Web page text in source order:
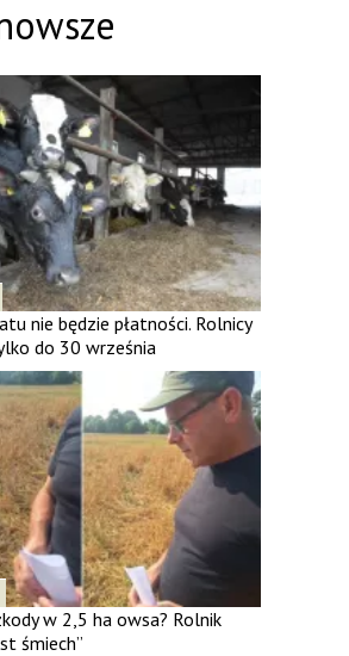
nie będzie płatności. Rolnicy
do 30 września
w 2,5 ha owsa? Rolnik
śmiech”